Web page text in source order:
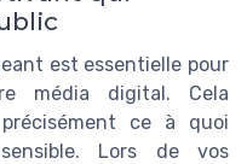
est essentielle pour
média digital. Cela
ce à quoi
Lors de vos